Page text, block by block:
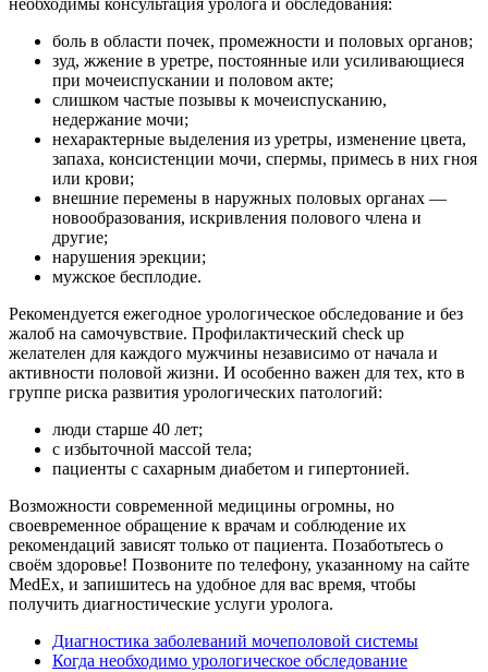
необходимы консультация уролога и обследования:
боль в области почек, промежности и половых органов;
зуд, жжение в уретре, постоянные или усиливающиеся
при мочеиспускании и половом акте;
слишком частые позывы к мочеиспусканию,
недержание мочи;
нехарактерные выделения из уретры, изменение цвета,
запаха, консистенции мочи, спермы, примесь в них гноя
или крови;
внешние перемены в наружных половых органах —
новообразования, искривления полового члена и
другие;
нарушения эрекции;
мужское бесплодие.
Рекомендуется ежегодное урологическое обследование и без
жалоб на самочувствие. Профилактический check up
желателен для каждого мужчины независимо от начала и
активности половой жизни. И особенно важен для тех, кто в
группе риска развития урологических патологий:
люди старше 40 лет;
с избыточной массой тела;
пациенты с сахарным диабетом и гипертонией.
Возможности современной медицины огромны, но
своевременное обращение к врачам и соблюдение их
рекомендаций зависят только от пациента. Позаботьтесь о
своём здоровье! Позвоните по телефону, указанному на сайте
MedEx, и запишитесь на удобное для вас время, чтобы
получить диагностические услуги уролога.
Диагностика заболеваний мочеполовой системы
Когда необходимо урологическое обследование